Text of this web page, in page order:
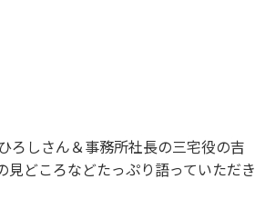
ろしさん＆事務所社長の三宅役の吉
どころなどたっぷり語っていただき